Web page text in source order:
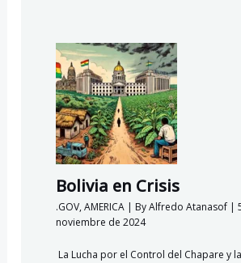
Bolivia en Crisis
.GOV,AMERICA| ByAlfredo Atanasof |
noviembre de 2024
La Lucha por el Control del Chapare y